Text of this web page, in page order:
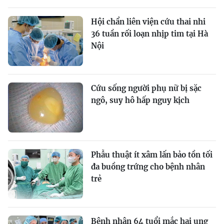
Hội chẩn liên viện cứu thai nhi
36 tuần rối loạn nhịp tim tại Hà
Nội
Cứu sống người phụ nữ bị sặc
ngô, suy hô hấp nguy kịch
Phẫu thuật ít xâm lấn bảo tồn tối
đa buồng trứng cho bệnh nhân
trẻ
Bệnh nhân 64 tuổi mắc hai ung